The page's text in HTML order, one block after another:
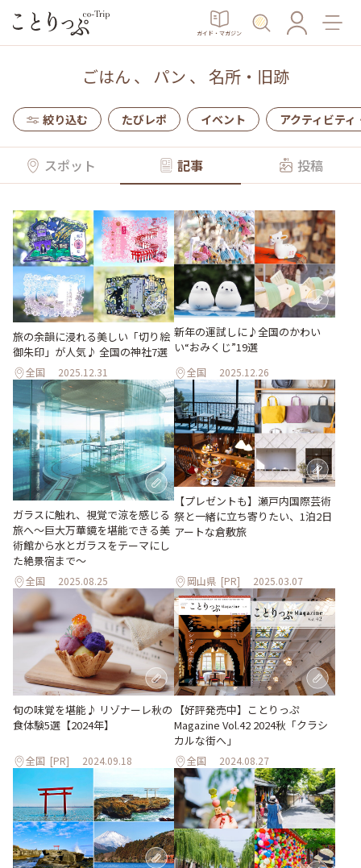
ガイド・マガジン
ごはん 、 パン 、 名所・旧跡
絞り込む たびレポ イベント アクティビティ
スポット 記事 投稿
旅の余韻に浸れる美しい「切り絵
御朱印」が人気♪ 全国の神社7選
全国 2025.12.31
新年の運試しに♪全国のかわい
い“おみくじ”19選
全国 2025.12.26
ガラスに触れ、視覚で涼を感じる
旅へ～巨大万華鏡を堪能できる美
術館から水とガラスをテーマにし
た絶景宿まで～
全国 2025.08.25
【プレゼントも】瀬戸内国際芸術
祭と一緒に立ち寄りたい、1泊2日
アートな倉敷旅
岡山県 [PR] 2025.03.07
旬の味覚を堪能♪ リゾナーレ秋の
食体験5選【2024年】
全国 [PR] 2024.09.18
【好評発売中】ことりっぷ
Magazine Vol.42 2024秋「クラシ
カルな街へ」
全国 2024.08.27